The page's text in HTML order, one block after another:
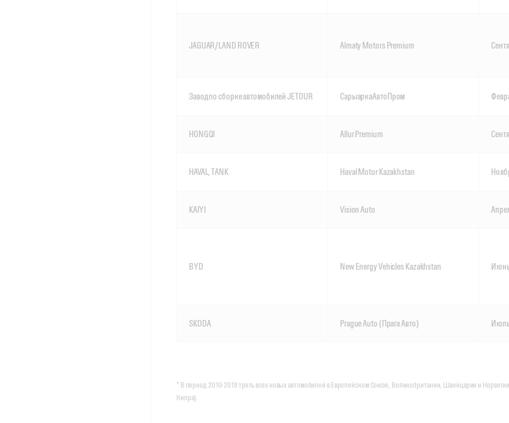
JAGUAR/LAND ROVER Almaty Motors Premium
Завод по сборке автомобилей JETOUR СарыаркаАвтоПром
HONGQI Allur Premium
HAVAL, TANK Haval Motor Kazakhstan
KAIYI Vision Auto
BYD New Energy Vehicles Kazakhstan
SKODA Prague Auto (Прага Авто)
* В период 2010-2019 треть всех новых автомобилей в Европейском Союзе, Великобритании, Швейцарии и
Кипра).